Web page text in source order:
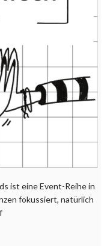
ist eine Event-Reihe in
fokussiert, natürlich